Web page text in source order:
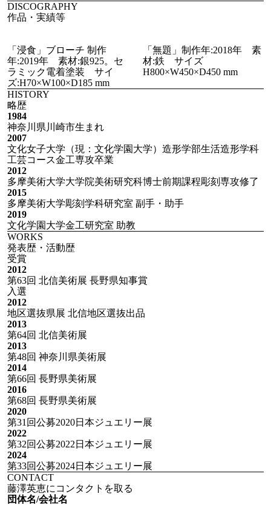
DISCOGRAPHY
作品・実績等
「浸食」ブローチ 制作
年:2019年 素材:銀925。セ
ラミック電着塗装 サイ
ズ:H70×W100×D185 mm
「無題」制作年:2018年 素
材:鉄 サイズ
H800×W450×D450 mm
HISTORY
略歴
1984
神奈川県川崎市生まれ
2007
文化女子大学（現：文化学園大学）造形学部生活造形学科
工芸コース金工専攻卒業
2012
多摩美術大学大学院美術研究科博士前期課程彫刻専攻修了
2015
多摩美術大学彫刻学科研究室 副手・助手
2019
文化学園大学金工研究室 助教
WORKS
発表歴・活動歴
受賞
2012
第63回 北信美術展 長野県知事賞
入選
2012
地区選抜県展 北信地区選抜出品
2013
第64回 北信美術展
2013
第48回 神奈川県美術展
2014
第66回 長野県美術展
2016
第68回 長野県美術展
2020
第31回公募2020日本ジュエリー展
2022
第32回公募2022日本ジュエリー展
2024
第33回公募2024日本ジュエリー展
CONTACT
藤澤英恵にコンタクトを取る
団体名/会社名